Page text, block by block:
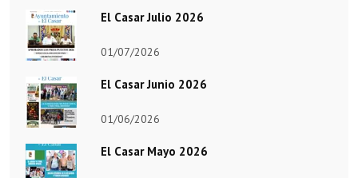
El Casar Julio 2026
01/07/2026
El Casar Junio 2026
01/06/2026
El Casar Mayo 2026